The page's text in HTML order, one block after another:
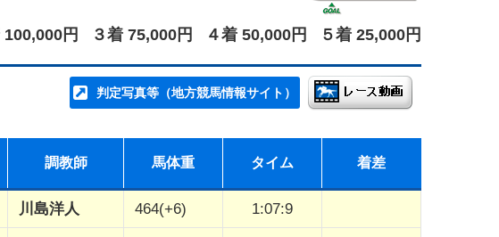
100,000円 ３着 75,000円 ４着 50,000円 ５着 25,000円
判定写真等（地方競馬情報サイト）
調教師 馬体重 タイム 着差
川島洋人 464(+6) 1:07:9